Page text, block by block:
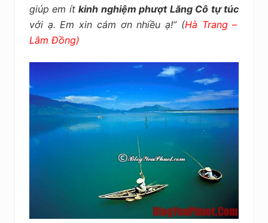
giúp em ítkinh nghiệm phượt Lăng Cô tự túc
với ạ. Em xin cám ơn nhiều ạ!” (Hà Trang –
Lâm Đồng)